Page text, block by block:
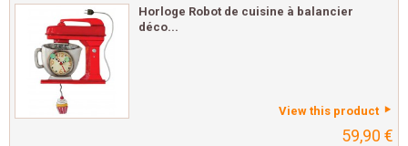
Horloge Robot de cuisine à balancier
déco...
View this product
59,90 €